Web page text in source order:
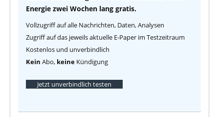
Energie zwei Wochen lang gratis.
Vollzugriff auf alle Nachrichten, Daten, Analysen
Zugriff auf das jeweils aktuelle E-Paper im Testzeitraum
Kostenlos und unverbindlich
Kein Abo, keine Kündigung
Jetzt unverbindlich testen